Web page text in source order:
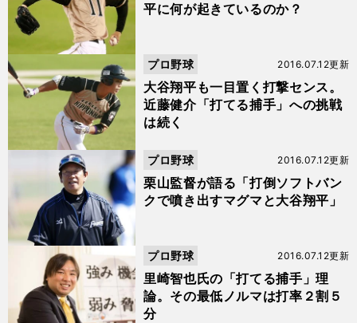
平に何が起きているのか？
大谷翔平も一目置く打撃センス。
近藤健介「打てる捕手」への挑戦
は続く
2016.07.12更新
プロ野球
栗山監督が語る「打倒ソフトバン
クで噴き出すマグマと大谷翔平」
2016.07.12更新
プロ野球
里崎智也氏の「打てる捕手」理
論。その最低ノルマは打率２割５
分
2016.07.12更新
プロ野球